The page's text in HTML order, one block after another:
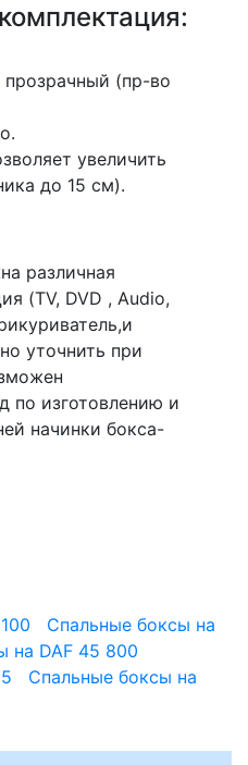
(пр-во
увеличить
до 15 см).
различная
(TV, DVD , Audio,
уточнить при
по изготовлению и
начинки бокса-
Спальные боксы на
на DAF 45 800
Спальные боксы на